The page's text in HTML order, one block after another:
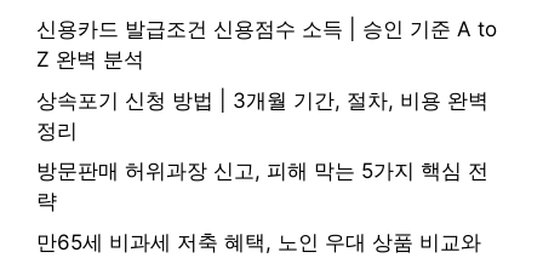
신용카드 발급조건 신용점수 소득 | 승인 기준 A to
Z 완벽 분석
상속포기 신청 방법 | 3개월 기간, 절차, 비용 완벽
정리
방문판매 허위과장 신고, 피해 막는 5가지 핵심 전
략
만65세 비과세 저축 혜택, 노인 우대 상품 비교와